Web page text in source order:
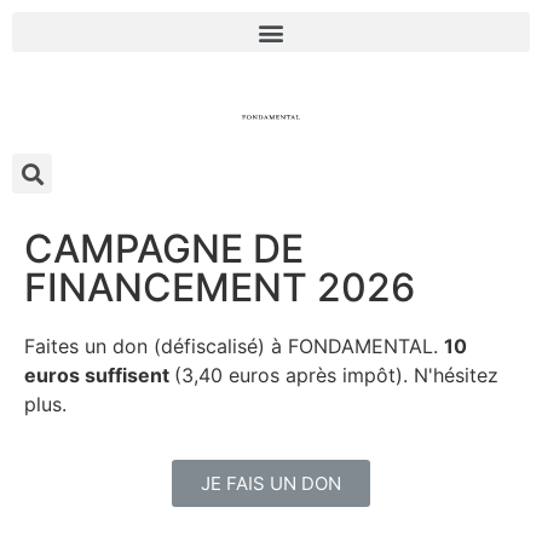
CAMPAGNE DE
FINANCEMENT 2026
Faites un don (défiscalisé) à FONDAMENTAL. 10
euros suffisent (3,40 euros après impôt). N'hésitez
plus.
JE FAIS UN DON